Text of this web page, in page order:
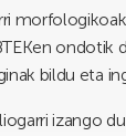
ondotik
bildu eta
izango